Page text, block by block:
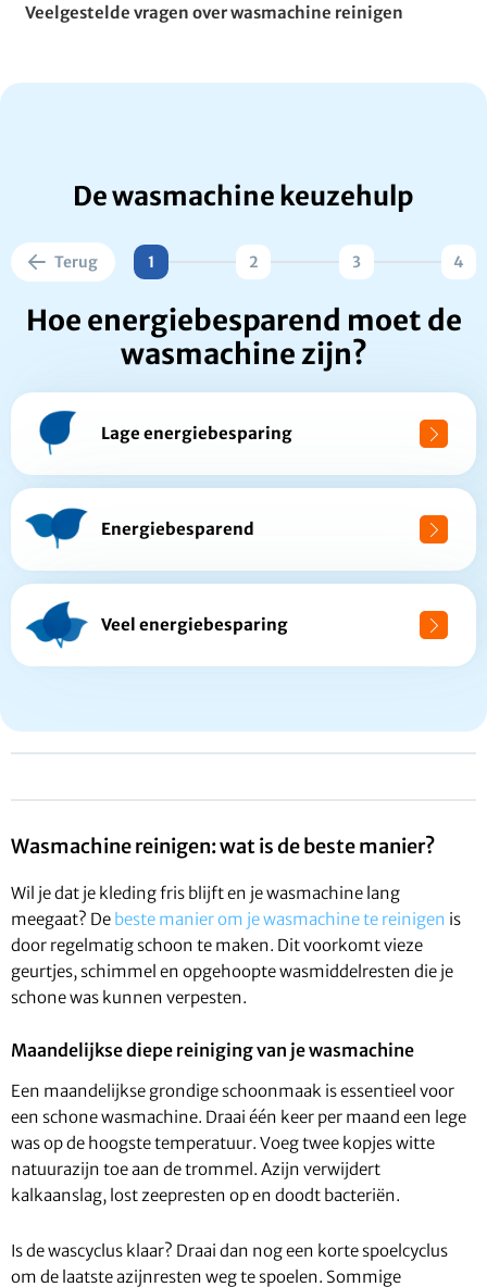
Veelgestelde vragen over wasmachine reinigen
De wasmachine keuzehulp
Terug 1 2 3 4
Hoe energiebesparend moet de
wasmachine zijn?
Lage energiebesparing
Energiebesparend
Veel energiebesparing
Wasmachine reinigen: wat is de beste manier?
Wil je dat je kleding fris blijft en je wasmachine lang
meegaat? De beste manier om je wasmachine te reinigen is
door regelmatig schoon te maken. Dit voorkomt vieze
geurtjes, schimmel en opgehoopte wasmiddelresten die je
schone was kunnen verpesten.
Maandelijkse diepe reiniging van je wasmachine
Een maandelijkse grondige schoonmaak is essentieel voor
een schone wasmachine. Draai één keer per maand een lege
was op de hoogste temperatuur. Voeg twee kopjes witte
natuurazijn toe aan de trommel. Azijn verwijdert
kalkaanslag, lost zeepresten op en doodt bacteriën.
Is de wascyclus klaar? Draai dan nog een korte spoelcyclus
om de laatste azijnresten weg te spoelen. Sommige